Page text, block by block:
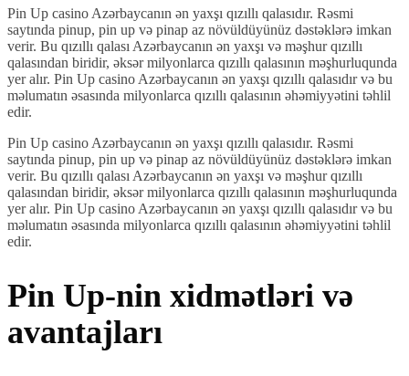
Pin Up casino Azərbaycanın ən yaxşı qızıllı qalasıdır. Rəsmi
saytında pinup, pin up və pinap az növüldüyünüz dəstəklərə imkan
verir. Bu qızıllı qalası Azərbaycanın ən yaxşı və məşhur qızıllı
qalasından biridir, əksər milyonlarca qızıllı qalasının məşhurluqunda
yer alır. Pin Up casino Azərbaycanın ən yaxşı qızıllı qalasıdır və bu
məlumatın əsasında milyonlarca qızıllı qalasının əhəmiyyətini təhlil
edir.
Pin Up casino Azərbaycanın ən yaxşı qızıllı qalasıdır. Rəsmi
saytında pinup, pin up və pinap az növüldüyünüz dəstəklərə imkan
verir. Bu qızıllı qalası Azərbaycanın ən yaxşı və məşhur qızıllı
qalasından biridir, əksər milyonlarca qızıllı qalasının məşhurluqunda
yer alır. Pin Up casino Azərbaycanın ən yaxşı qızıllı qalasıdır və bu
məlumatın əsasında milyonlarca qızıllı qalasının əhəmiyyətini təhlil
edir.
Pin Up-nin xidmətləri və
avantajları